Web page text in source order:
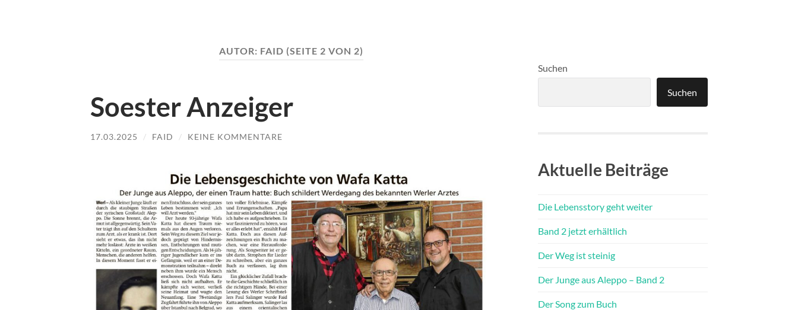
AUTOR: FAID (SEITE 2 VON 2)
Soester Anzeiger
17.03.2025 / FAID / KEINE KOMMENTARE
Suchen
Suchen
Aktuelle Beiträge
Die Lebensstory geht weiter
Band 2 jetzt erhältlich
Der Weg ist steinig
Der Junge aus Aleppo – Band 2
Der Song zum Buch